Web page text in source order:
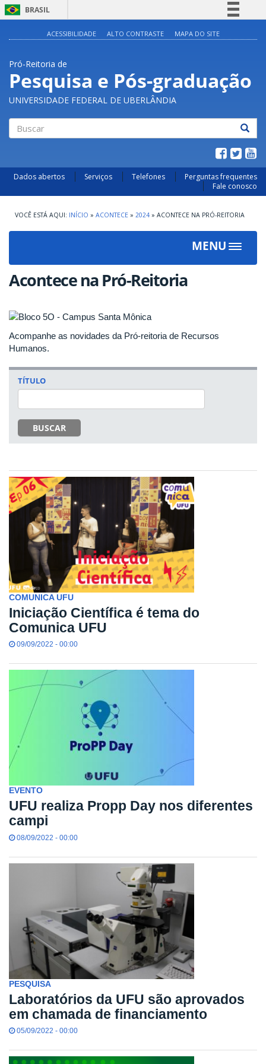
BRASIL
Acesso à informação
Legislação
Canais
ACESSIBILIDADE ALTO CONTRASTE MAPA DO SITE
Pró-Reitoria de
Pesquisa e Pós-graduação
UNIVERSIDADE FEDERAL DE UBERLÂNDIA
Dados abertos Serviços Telefones
Perguntas frequentes
Fale conosco
INÍCIO » ACONTECE » 2024 » ACONTECE NA PRÓ-REITORIA
MENU
Toggle
Acontece na Pró-Reitoria
Acompanhe as novidades da Pró-reitoria de Recursos
Humanos.
TÍTULO
BUSCAR
COMUNICA UFU
Iniciação Científica é tema do
Comunica UFU
09/09/2022 - 00:00
EVENTO
UFU realiza Propp Day nos diferentes
campi
08/09/2022 - 00:00
PESQUISA
Laboratórios da UFU são aprovados
em chamada de financiamento
05/09/2022 - 00:00